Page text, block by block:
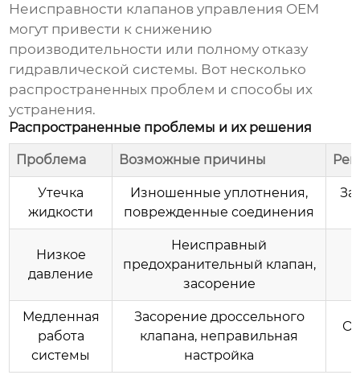
Неисправности клапанов управления OEM
могут привести к снижению
производительности или полному отказу
гидравлической системы. Вот несколько
распространенных проблем и способы их
устранения.
Распространенные проблемы и их решения
Проблема Возможные причины
Утечка
жидкости
Изношенные уплотнения,
поврежденные соединения
Низкое
давление
Неисправный
предохранительный клапан,
засорение
Медленная
работа
системы
Засорение дроссельного
клапана, неправильная
настройка